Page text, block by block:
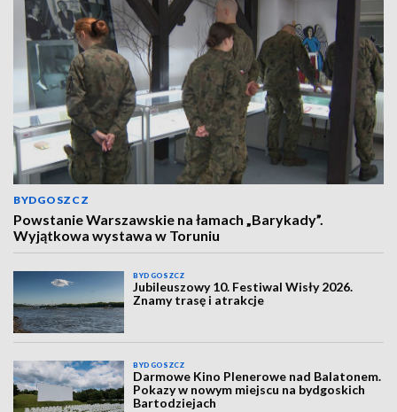
BYDGOSZCZ
Powstanie Warszawskie na łamach „Barykady”.
Wyjątkowa wystawa w Toruniu
BYDGOSZCZ
Jubileuszowy 10. Festiwal Wisły 2026.
Znamy trasę i atrakcje
BYDGOSZCZ
Darmowe Kino Plenerowe nad Balatonem.
Pokazy w nowym miejscu na bydgoskich
Bartodziejach